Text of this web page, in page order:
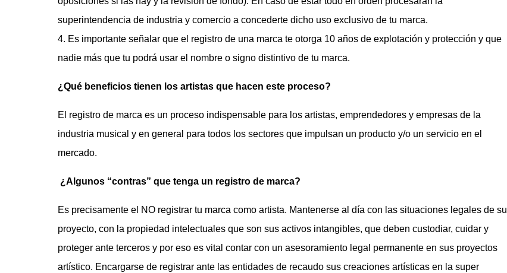
superintendencia de industria y comercio a concederte dicho uso exclusivo de tu marca.
4. Es importante señalar que el registro de una marca te otorga 10 años de explotación y protección y que
nadie más que tu podrá usar el nombre o signo distintivo de tu marca.
¿Qué beneficios tienen los artistas que hacen este proceso?
El registro de marca es un proceso indispensable para los artistas, emprendedores y empresas de la
industria musical y en general para todos los sectores que impulsan un producto y/o un servicio en el
mercado.
¿Algunos “contras” que tenga un registro de marca?
Es precisamente el NO registrar tu marca como artista. Mantenerse al día con las situaciones legales de su
proyecto, con la propiedad intelectuales que son sus activos intangibles, que deben custodiar, cuidar y
proteger ante terceros y por eso es vital contar con un asesoramiento legal permanente en sus proyectos
artístico. Encargarse de registrar ante las entidades de recaudo sus creaciones artísticas en la super